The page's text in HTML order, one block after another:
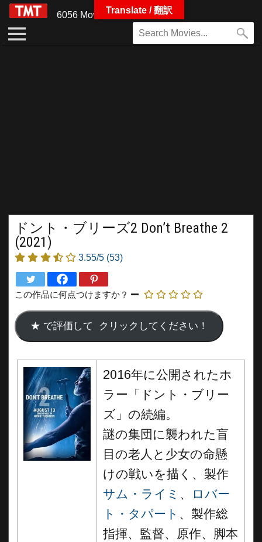
6056 Movies
ドント・ブリーズ2 Don’t Breathe 2
(2021)
3.55/5 (53)
この作品に何点つけますか？
2016年に公開されたホ
ラー「ドント・ブリー
ズ」の続編。
謎の集団に襲われた盲
目の老人と少女の命懸
けの戦いを描く、製作
サム・ライミ 、
ロバー
ト・タパート 、製作総
指揮、監督、原作、脚本
Translate / 翻訳